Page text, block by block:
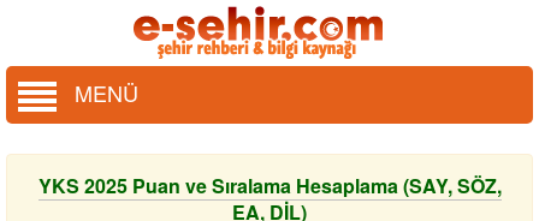
MENÜ
YKS 2025 Puan ve Sıralama Hesaplama (SAY, SÖZ,
EA, DİL)